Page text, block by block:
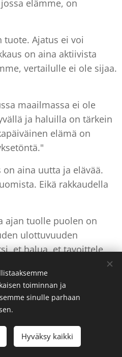
elämme, on
tuote. Ajatus ei voi
on aina aktiivista
vertailulle ei ole sijaa.
maailmassa ei ole
ja haluilla on tärkein
elämä on
aina uutta ja elävää.
Eikä rakkaudella
ajan tuolle puolen on
ulottuvuuden
et halua, et tavoittele,
Silloin rakkaus on",
kauneuden
toiminnan ja
sinulle parhaan
Hyväksy kaikki